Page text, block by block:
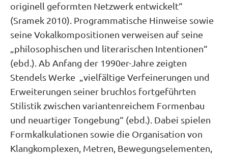
originell geformten Netzwerk entwickelt“
(Sramek 2010). Programmatische Hinweise sowie
seine Vokalkompositionen verweisen auf seine
„philosophischen und literarischen Intentionen“
(ebd.). Ab Anfang der 1990er-Jahre zeigten
Stendels Werke „vielfältige Verfeinerungen und
Erweiterungen seiner bruchlos fortgeführten
Stilistik zwischen variantenreichem Formenbau
und neuartiger Tongebung“ (ebd.). Dabei spielen
Formkalkulationen sowie die Organisation von
Klangkomplexen, Metren, Bewegungselementen,